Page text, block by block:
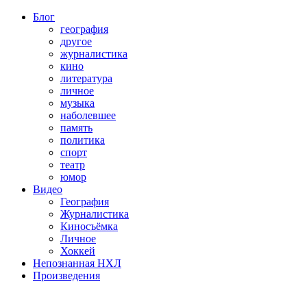
Блог
география
другое
журналистика
кино
литература
личное
музыка
наболевшее
память
политика
спорт
театр
юмор
Видео
География
Журналистика
Киносъёмка
Личное
Хоккей
Непознанная НХЛ
Произведения